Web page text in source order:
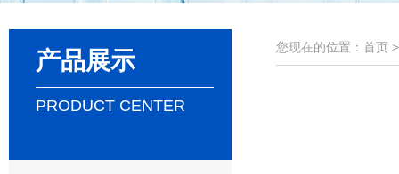
产品展示
PRODUCT CENTER
您现在的位置：首页